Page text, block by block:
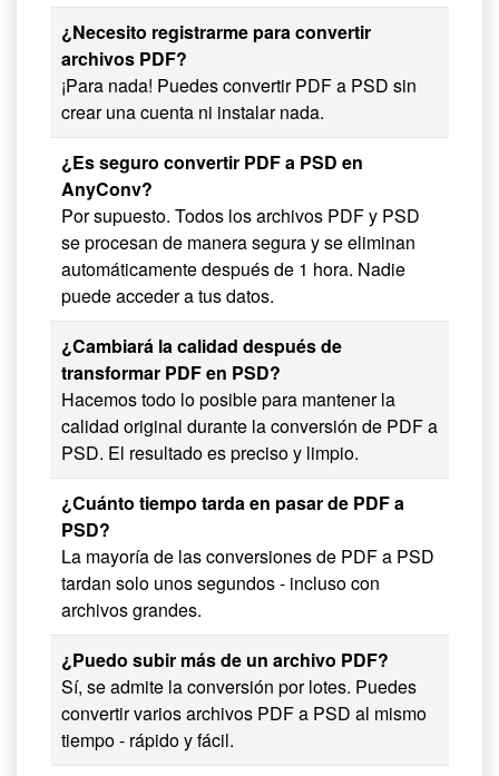
¿Necesito registrarme para convertir
archivos PDF?
¡Para nada! Puedes convertir PDF a PSD sin
crear una cuenta ni instalar nada.
¿Es seguro convertir PDF a PSD en
AnyConv?
Por supuesto. Todos los archivos PDF y PSD
se procesan de manera segura y se eliminan
automáticamente después de 1 hora. Nadie
puede acceder a tus datos.
¿Cambiará la calidad después de
transformar PDF en PSD?
Hacemos todo lo posible para mantener la
calidad original durante la conversión de PDF a
PSD. El resultado es preciso y limpio.
¿Cuánto tiempo tarda en pasar de PDF a
PSD?
La mayoría de las conversiones de PDF a PSD
tardan solo unos segundos - incluso con
archivos grandes.
¿Puedo subir más de un archivo PDF?
Sí, se admite la conversión por lotes. Puedes
convertir varios archivos PDF a PSD al mismo
tiempo - rápido y fácil.